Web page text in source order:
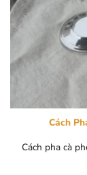
Cách
Cách pha cà